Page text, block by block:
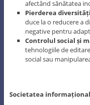
afectând sănătatea
Pierderea
duce la o reducere a
negative pentru
Controlul social și
tehnologiile de
social sau
Societatea